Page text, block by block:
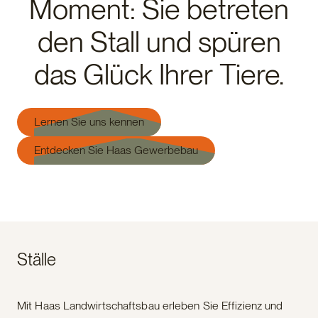
Moment: Sie betreten
den Stall und spüren
das Glück Ihrer Tiere.
Lernen Sie uns kennen
Entdecken Sie Haas Gewerbebau
Ställe
Mit Haas Landwirtschaftsbau erleben Sie Effizienz und